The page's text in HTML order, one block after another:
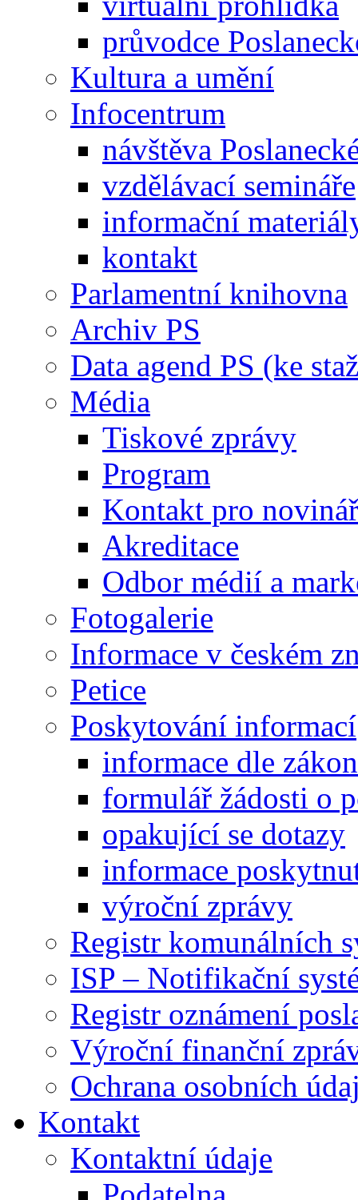
průvodce
Kultura a umění
Infocentrum
návštěva
vzdělávací semináře
informační
kontakt
Parlamentní knihovna
Archiv PS
Data agend PS (ke
Média
Tiskové zprávy
Program
Kontakt pro
Akreditace
Odbor médií a
Fotogalerie
Informace v českém
Petice
Poskytování informací
informace dle
formulář žádosti o
opakující se dotazy
informace
výroční zprávy
Registr komunálních
ISP – Notifikační
Registr oznámení
Výroční finanční
Ochrana osobních
Kontakt
Kontaktní údaje